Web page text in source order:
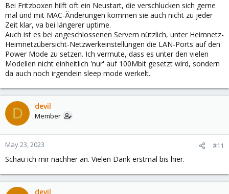
Bei Fritzboxen hilft oft ein Neustart, die verschlucken sich gerne
mal und mit MAC-Änderungen kommen sie auch nicht zu jeder
Zeit klar, va bei längerer uptime.
Auch ist es bei angeschlossenen Servern nützlich, unter Heimnetz-
Heimnetzübersicht-Netzwerkeinstellungen die LAN-Ports auf den
Power Mode zu setzen. Ich vermute, dass es unter den vielen
Modellen nicht einheitlich 'nur' auf 100Mbit gesetzt wird, sondern
da auch noch irgendein sleep mode werkelt.
D devil
Member
May 23, 2023 #11
Schau ich mir nachher an. Vielen Dank erstmal bis hier.
devil